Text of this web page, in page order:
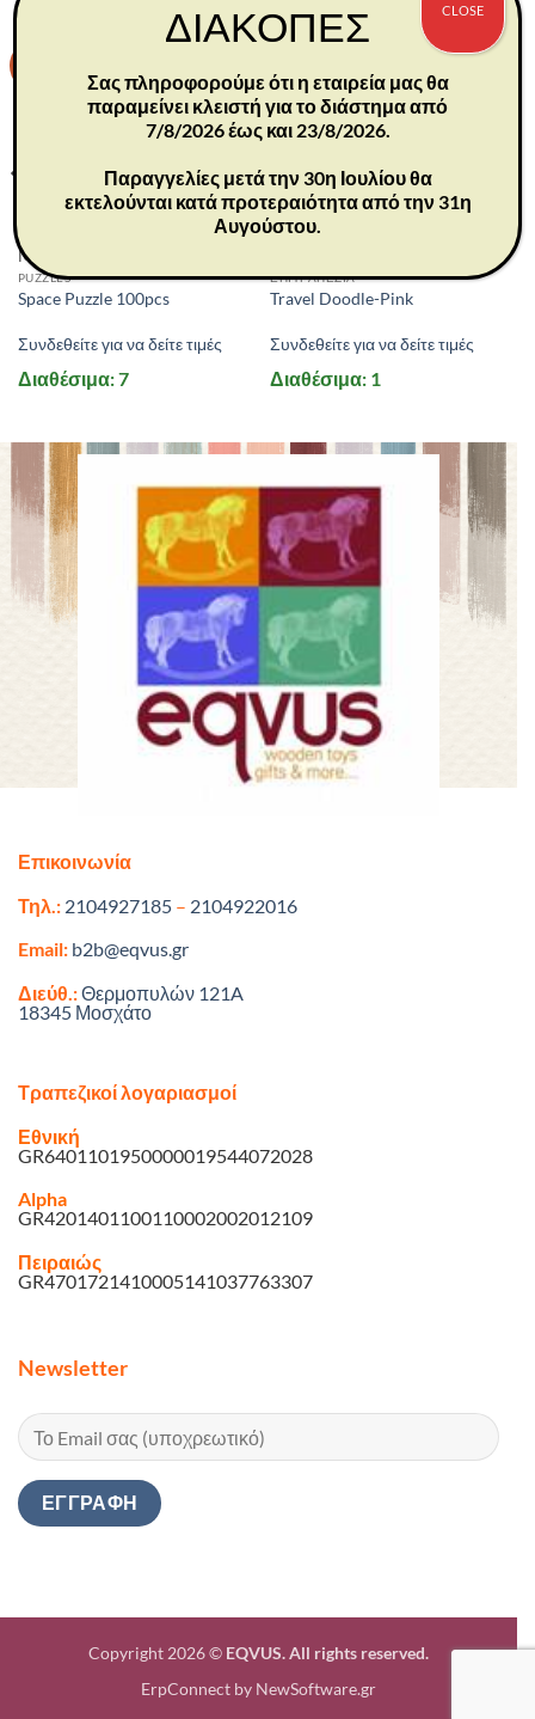
MD3054
PUZZLES
Space Puzzle 100pcs
Συνδεθείτε για να δείτε τιμές
Διαθέσιμα: 7
ΕΠΙΤΡΑΠΕΖΙΑ
Travel Doodle-Pink
Συνδεθείτε για να δείτε τιμές
Διαθέσιμα: 1
Επικοινωνία
Τηλ.: 2104927185 – 2104922016
Email: b2b@eqvus.gr
Διεύθ.:Θερμοπυλών 121A
18345 Μοσχάτο
Τραπεζικοί λογαριασμοί
Εθνική
GR6401101950000019544072028
Alpha
GR4201401100110002002012109
Πειραιώς
GR4701721410005141037763307
Newsletter
Copyright 2026 © EQVUS. All rights reserved.
ErpConnect by NewSoftware.gr
ΔΙΑΚΟΠΕΣ
Σας πληροφορούμε ότι η εταιρεία μας θα
παραμείνει κλειστή για το διάστημα από
7/8/2026 έως και 23/8/2026.
Παραγγελίες μετά την 30η Ιουλίου θα
εκτελούνται κατά προτεραιότητα από την 31η
Αυγούστου.
CLOSE